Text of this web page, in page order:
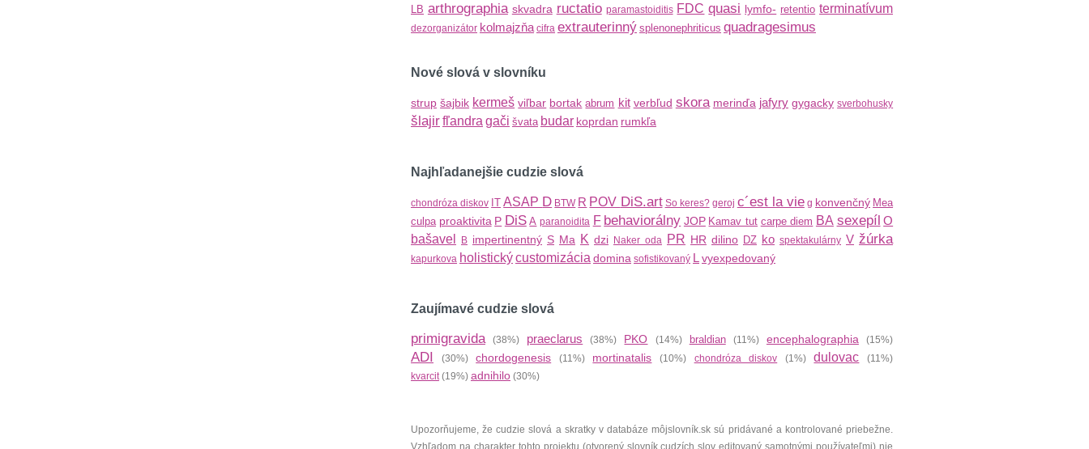
LB arthrographia skvadra ructatio paramastoiditis FDC quasi lymfo- retentio terminatívum
dezorganizátor kolmajzňa cifra extrauterinný splenonephriticus quadragesimus
Nové slová v slovníku
strup šajbik kermeš viľbar bortak abrum kit verbľud skora merinďa jafyry gygacky sverbohusky
šlajirfľandra gači švata budar koprdan rumkľa
Najhľadanejšie cudzie slová
chondróza diskov IT ASAP D BTW R POV DiS.art So keres? geroj c´est la vie g konvenčný Mea
culpa proaktivita P DiS A paranoidita F behaviorálny JOP Kamav tut carpe diem BA sexepíl O
bašavel
B impertinentný S Ma K dzi Naker oda PR HR dilino DZ ko spektakulárny V žúrka
kapurkova holistickýcustomizácia domina sofistikovaný L vyexpedovaný
Zaujímavé cudzie slová
primigravida(38%) praeclarus (38%) PKO (14%) braldian(11%) encephalographia(15%)
ADI (30%)chordogenesis (11%) mortinatalis (10%) chondróza diskov (1%)dulovac (11%)
kvarcit(19%) adnihilo (30%)
Upozorňujeme, že cudzie slová a skratky v databáze môjslovník.sk sú pridávané a kontrolované priebežne.
Vzhľadom na charakter tohto projektu (otvorený slovník cudzích slov editovaný samotnými používateľmi) nie